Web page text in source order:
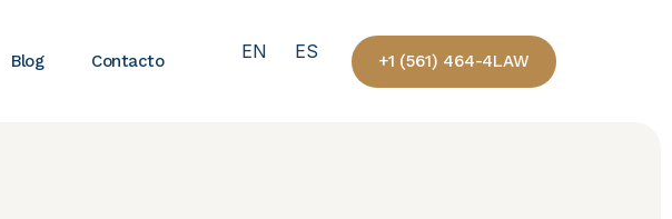
Blog Contacto EN ES +1 (561) 464-4LAW